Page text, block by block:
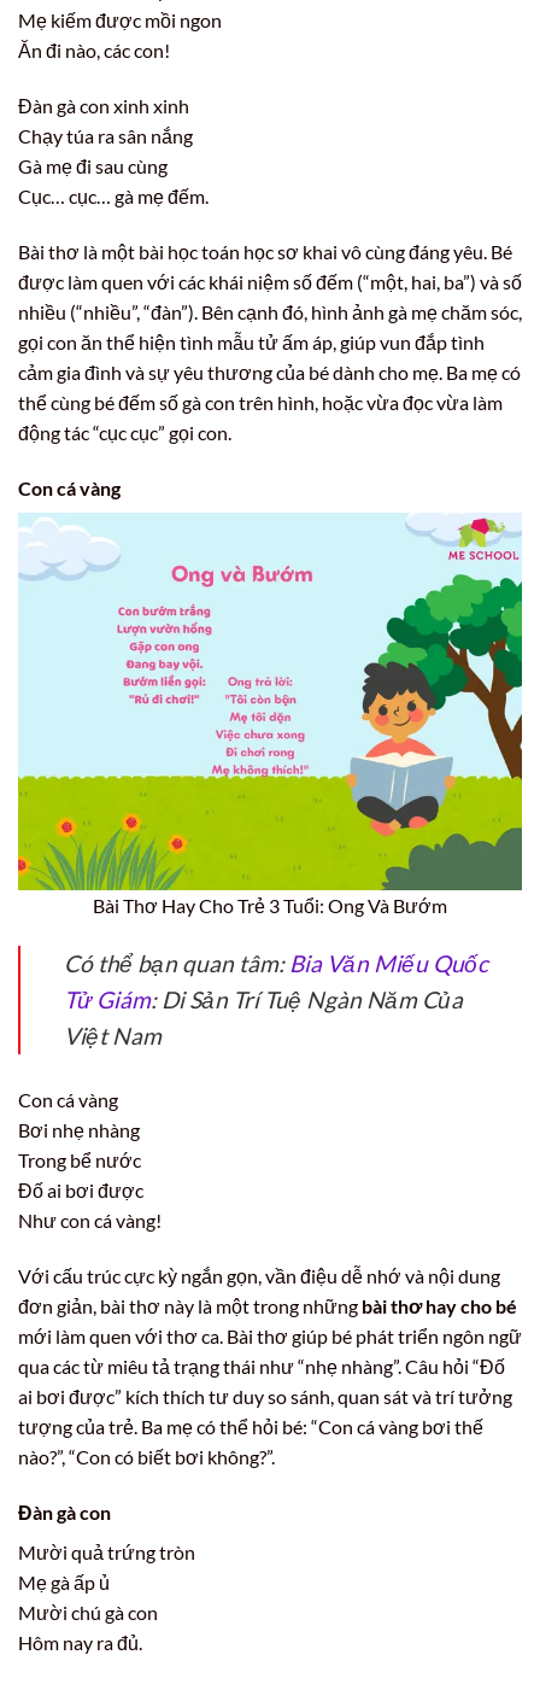
Mẹ kiếm được mồi ngon
Ăn đi nào, các con!
Đàn gà con xinh xinh
Chạy túa ra sân nắng
Gà mẹ đi sau cùng
Cục… cục… gà mẹ đếm.
Bài thơ là một bài học toán học sơ khai vô cùng đáng yêu. Bé
được làm quen với các khái niệm số đếm (“một, hai, ba”) và số
nhiều (“nhiều”, “đàn”). Bên cạnh đó, hình ảnh gà mẹ chăm sóc,
gọi con ăn thể hiện tình mẫu tử ấm áp, giúp vun đắp tình
cảm gia đình và sự yêu thương của bé dành cho mẹ. Ba mẹ có
thể cùng bé đếm số gà con trên hình, hoặc vừa đọc vừa làm
động tác “cục cục” gọi con.
Con cá vàng
Bài Thơ Hay Cho Trẻ 3 Tuổi: Ong Và Bướm
Có thể bạn quan tâm: Bia Văn Miếu Quốc
Tử Giám: Di Sản Trí Tuệ Ngàn Năm Của
Việt Nam
Con cá vàng
Bơi nhẹ nhàng
Trong bể nước
Đố ai bơi được
Như con cá vàng!
Với cấu trúc cực kỳ ngắn gọn, vần điệu dễ nhớ và nội dung
đơn giản, bài thơ này là một trong những bài thơ hay cho bé
mới làm quen với thơ ca. Bài thơ giúp bé phát triển ngôn ngữ
qua các từ miêu tả trạng thái như “nhẹ nhàng”. Câu hỏi “Đố
ai bơi được” kích thích tư duy so sánh, quan sát và trí tưởng
tượng của trẻ. Ba mẹ có thể hỏi bé: “Con cá vàng bơi thế
nào?”, “Con có biết bơi không?”.
Đàn gà con
Mười quả trứng tròn
Mẹ gà ấp ủ
Mười chú gà con
Hôm nay ra đủ.